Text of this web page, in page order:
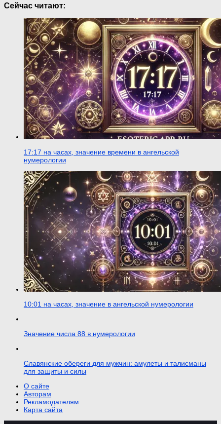
Сейчас читают:
17:17 на часах, значение времени в ангельской
нумерологии
10:01 на часах, значение в ангельской нумерологии
Значение числа 88 в нумерологии
Славянские обереги для мужчин: амулеты и талисманы
для защиты и силы
О сайте
Авторам
Рекламодателям
Карта сайта